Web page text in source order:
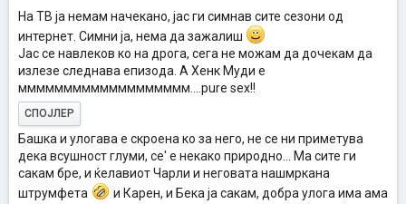
На ТВ ја немам начекано, јас ги симнав сите сезони од
интернет. Симни ја, нема да зажалиш
Јас се навлеков ко на дрога, сега не можам да дочекам да
излезе следнава епизода. А Хенк Муди е
ммммммммммммммммммм....pure sex!!
СПОЈЛЕР
Башка и улогава е скроена ко за него, не се ни приметува
дека всушност глуми, се' е некако природно... Ма сите ги
сакам бре, и ќелавиот Чарли и неговата нашмркана
штрумфета
и Карен, и Бека ја сакам, добра улога има ама